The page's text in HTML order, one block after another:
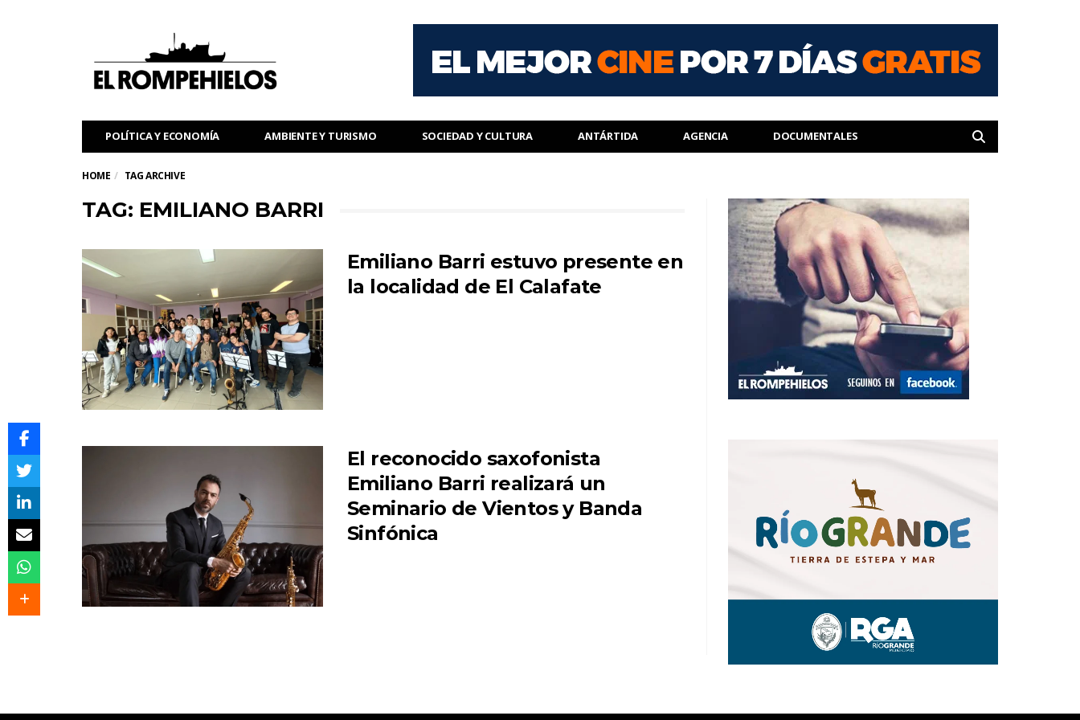
POLÍTICA Y ECONOMÍA AMBIENTE Y TURISMO SOCIEDAD Y CULTURA ANTÁRTIDA AGENCIA DOCUMENTALES
HOME TAG ARCHIVE
TAG: EMILIANO BARRI
Emiliano Barri estuvo presente en
la localidad de El Calafate
El reconocido saxofonista
Emiliano Barri realizará un
Seminario de Vientos y Banda
Sinfónica